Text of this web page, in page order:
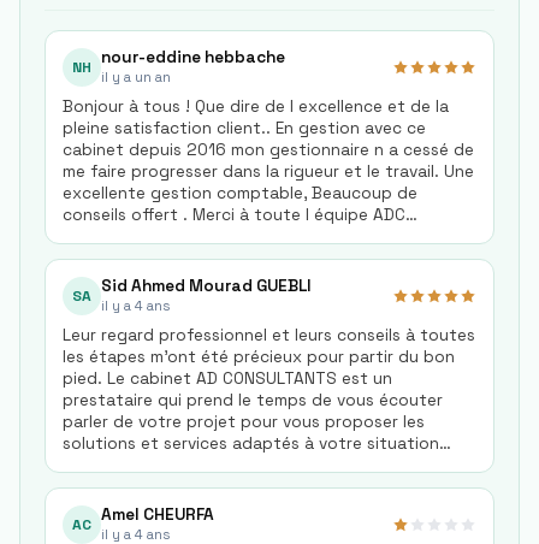
NH nour-eddine hebbache
il y a un an
Bonjour à tous ! Que dire de l excellence et de la
pleine satisfaction client.. En gestion avec ce
cabinet depuis 2016 mon gestionnaire n a cessé de
me faire progresser dans la rigueur et le travail. Une
excellente gestion comptable, Beaucoup de
conseils offert . Merci à toute l équipe ADC
GHELOUCI . Merci à lui pour son suivi et sa rigueur.
Bravo. Je conseille vraiment ce cabinet si vous
souhaitez être tranquille et bien suivi. Cordialement
SA Sid Ahmed Mourad GUEBLI
il y a 4 ans
Leur regard professionnel et leurs conseils à toutes
les étapes m'ont été précieux pour partir du bon
pied. Le cabinet AD CONSULTANTS est un
prestataire qui prend le temps de vous écouter
parler de votre projet pour vous proposer les
solutions et services adaptés à votre situation
relationnel est excellent ! Expertise, fiabilité et
confiance, 3 mots qui représentent AD
CONSULTANTS!! Je recommande vivement
AC Amel CHEURFA
il y a 4 ans